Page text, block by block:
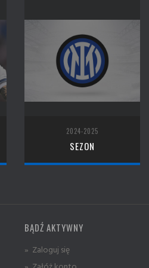
2024-2025
SEZON
BĄDŹ AKTYWNY
» Zaloguj się